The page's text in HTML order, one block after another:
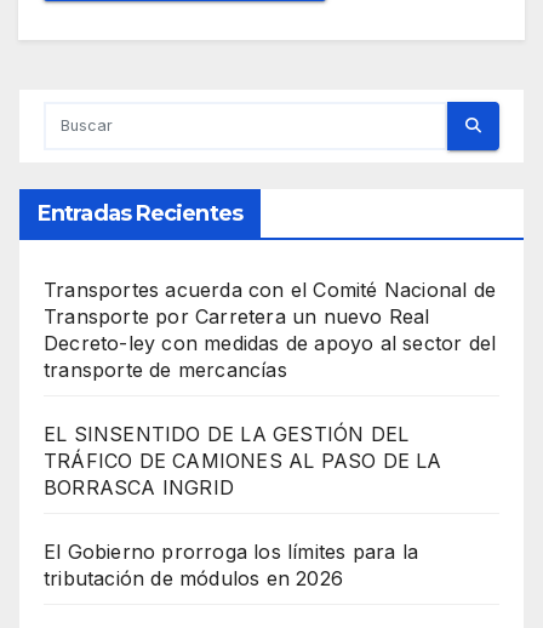
Entradas Recientes
Transportes acuerda con el Comité Nacional de
Transporte por Carretera un nuevo Real
Decreto-ley con medidas de apoyo al sector del
transporte de mercancías
EL SINSENTIDO DE LA GESTIÓN DEL
TRÁFICO DE CAMIONES AL PASO DE LA
BORRASCA INGRID
El Gobierno prorroga los límites para la
tributación de módulos en 2026